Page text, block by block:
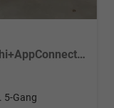
95PS Climatronic+Sitzheiz+PDCvohi+AppConnect+Side+TravelAssist+ACC
5-Gang